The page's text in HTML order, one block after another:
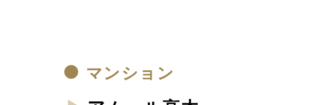
マンション